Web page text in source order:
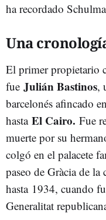
ha recordado
Una
El primer propietario
fue Julián Bastinos,
barcelonés afincado
hasta El Cairo. Fue
muerte por su
colgó en el palacete
paseo de Gràcia de
hasta 1934, cuando
Generalitat